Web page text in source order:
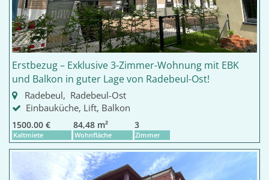
Erstbezug – Exklusive 3-Zimmer-Wohnung mit EBK
und Balkon in guter Lage von Radebeul-Ost!
Radebeul, Radebeul-Ost
Einbauküche, Lift, Balkon
1500.00 €
Kaltmiete
84,48 m²
Wohnfläche
3
Zimmer